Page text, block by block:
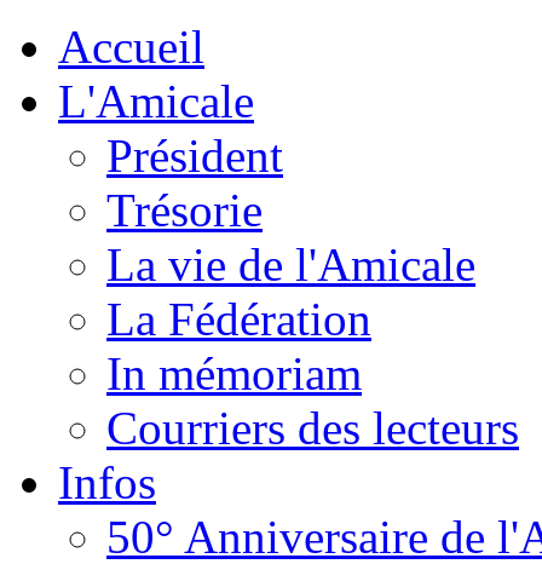
Accueil
L'Amicale
Président
Trésorie
La vie de l'Amicale
La Fédération
In mémoriam
Courriers des lecteurs
Infos
50° Anniversaire de